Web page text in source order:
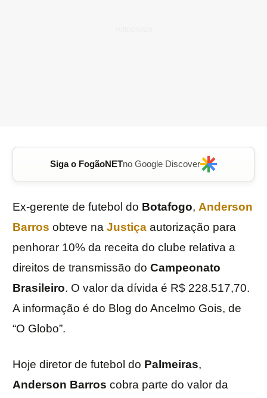
Siga o FogãoNETno Google Discover
Ex-gerente de futebol do Botafogo, Anderson
Barros obteve na Justiça autorização para
penhorar 10% da receita do clube relativa a
direitos de transmissão do Campeonato
Brasileiro. O valor da dívida é R$ 228.517,70.
A informação é do Blog do Ancelmo Gois, de
“O Globo”.
Hoje diretor de futebol do Palmeiras,
Anderson Barros cobra parte do valor da